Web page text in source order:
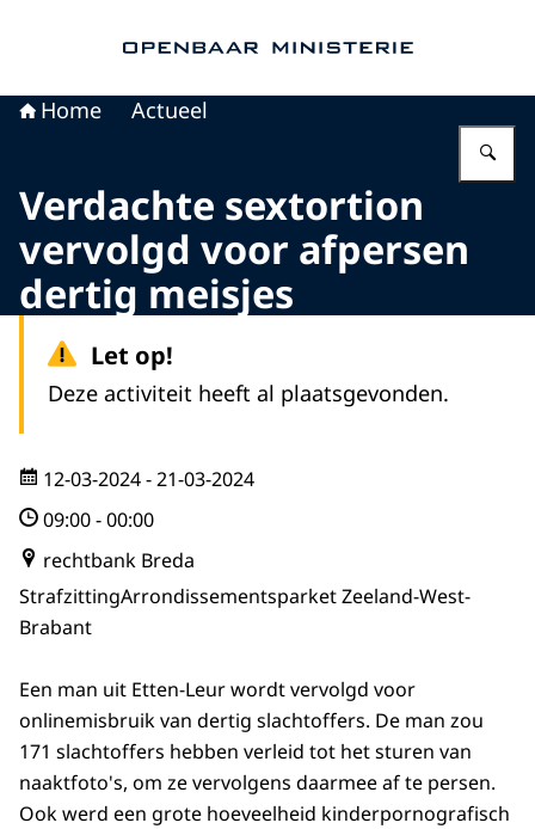
Home Actueel
Verdachte sextortion
vervolgd voor afpersen
dertig meisjes
Let op!
Deze activiteit heeft al plaatsgevonden.
12-03-2024- 21-03-2024
09:00-00:00
rechtbank Breda
StrafzittingArrondissementsparket Zeeland-West-
Brabant
Een man uit Etten-Leur wordt vervolgd voor
onlinemisbruik van dertig slachtoffers. De man zou
171 slachtoffers hebben verleid tot het sturen van
naaktfoto's, om ze vervolgens daarmee af te persen.
Ook werd een grote hoeveelheid kinderpornografisch